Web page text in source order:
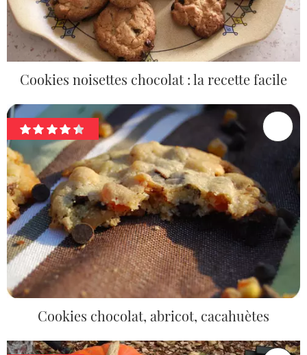
Cookies noisettes chocolat : la recette facile
Cookies chocolat, abricot, cacahuètes